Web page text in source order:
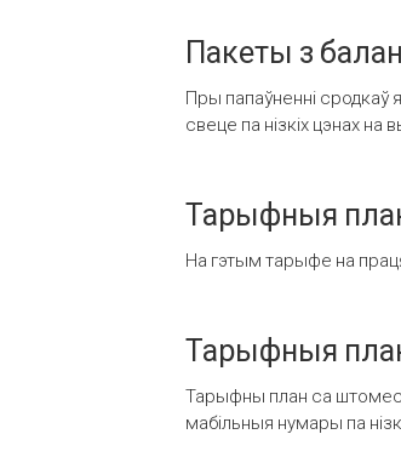
Пакеты з
Пры папаўненні сродкаў
свеце па нізкіх цэнах на
Тарыфныя
На гэтым тарыфе на
Тарыфныя
Тарыфны план са
мабільныя нумары па